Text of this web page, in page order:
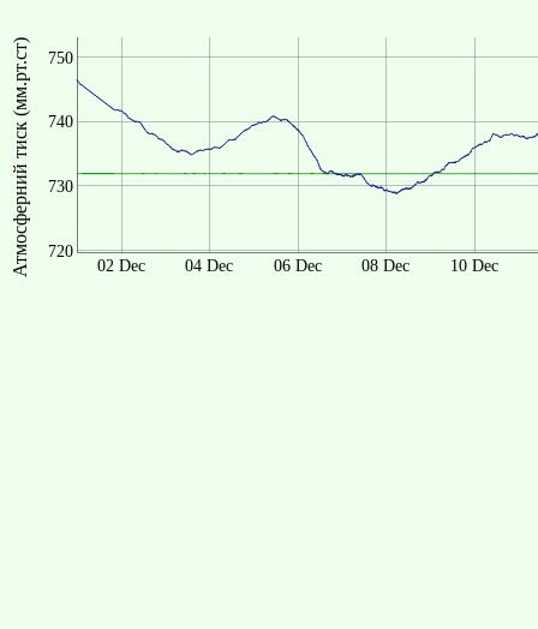
Атмосферний тиск (мм.рт.ст) 720
730
740
750
02 Dec 04 Dec 06 Dec 08 Dec 10 Dec